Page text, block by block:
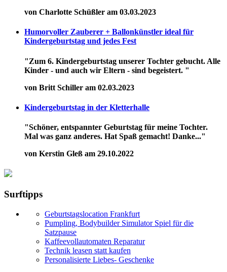
von Charlotte Schüßler am 03.03.2023
Humorvoller Zauberer + Ballonkünstler ideal für
Kindergeburtstag und jedes Fest
"Zum 6. Kindergeburtstag unserer Tochter gebucht. Alle
Kinder - und auch wir Eltern - sind begeistert. "
von Britt Schiller am 02.03.2023
Kindergeburtstag in der Kletterhalle
"Schöner, entspannter Geburtstag für meine Tochter.
Mal was ganz anderes. Hat Spaß gemacht! Danke..."
von Kerstin Gleß am 29.10.2022
Surftipps
Geburtstagslocation Frankfurt
Pumpling, Bodybuilder Simulator Spiel für die
Satzpause
Kaffeevollautomaten Reparatur
Technik leasen statt kaufen
Personalisierte Liebes- Geschenke